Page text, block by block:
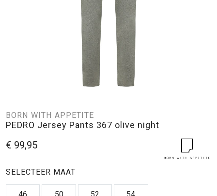
BORN WITH APPETITE
PEDRO Jersey Pants 367 olive night
€ 99,95
SELECTEER MAAT